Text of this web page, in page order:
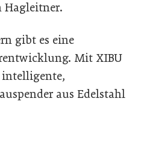
Hagleitner.
gibt es eine
Mit XIBU
intelligente,
aus Edelstahl